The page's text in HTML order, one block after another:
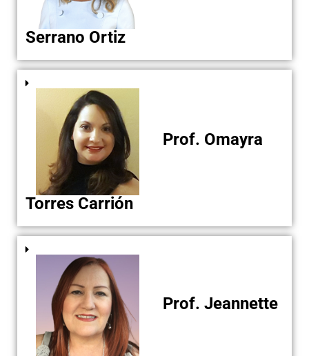
Serrano Ortiz
Prof. Omayra
Torres Carrión
Prof. Jeannette